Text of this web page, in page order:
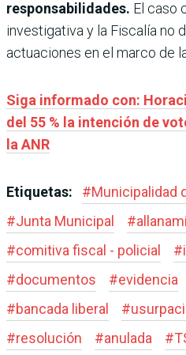
responsabilidades. El caso
investigativa y la Fiscalía no
actuaciones en el marco de
Siga informado con:
del 55 % la intención de
la ANR
Etiquetas: #Municipalidad
#Junta Municipal #
#comitiva fiscal - policial #
#documentos #evidencia
#bancada liberal #
#resolución #anulada #